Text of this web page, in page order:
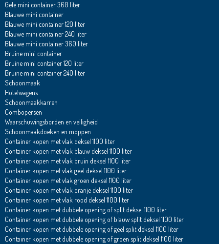
Gele mini container 360 liter
Blauwe mini container
Blauwe mini container 120 liter
Blauwe mini container 240 liter
Blauwe mini container 360 liter
Bruine mini container
Bruine mini container 120 liter
Bruine mini container 240 liter
Schoonmaak
Hotelwagens
Schoonmaakkarren
Combopersen
Waarschuwingsborden en veiligheid
Schoonmaakdoeken en moppen
Container kopen met vlak deksel 1100 liter
Container kopen met vlak blauw deksel 1100 liter
Container kopen met vlak bruin deksel 1100 liter
Container kopen met vlak geel deksel 1100 liter
Container kopen met vlak groen deksel 1100 liter
Container kopen met vlak oranje deksel 1100 liter
Container kopen met vlak rood deksel 1100 liter
Container kopen met dubbele opening of split deksel 1100 liter
Container kopen met dubbele opening of blauw split deksel 1100 liter
Container kopen met dubbele opening of geel split deksel 1100 liter
Container kopen met dubbele opening of groen split deksel 1100 liter